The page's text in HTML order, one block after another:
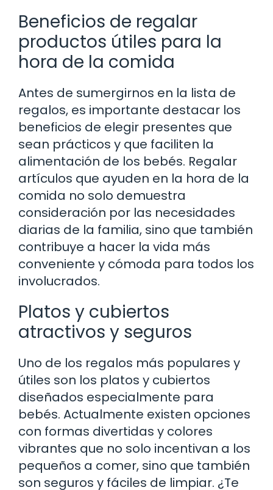
Beneficios de regalar
productos útiles para la
hora de la comida
Antes de sumergirnos en la lista de
regalos, es importante destacar los
beneficios de elegir presentes que
sean prácticos y que faciliten la
alimentación de los bebés. Regalar
artículos que ayuden en la hora de la
comida no solo demuestra
consideración por las necesidades
diarias de la familia, sino que también
contribuye a hacer la vida más
conveniente y cómoda para todos los
involucrados.
Platos y cubiertos
atractivos y seguros
Uno de los regalos más populares y
útiles son los platos y cubiertos
diseñados especialmente para
bebés. Actualmente existen opciones
con formas divertidas y colores
vibrantes que no solo incentivan a los
pequeños a comer, sino que también
son seguros y fáciles de limpiar. ¿Te